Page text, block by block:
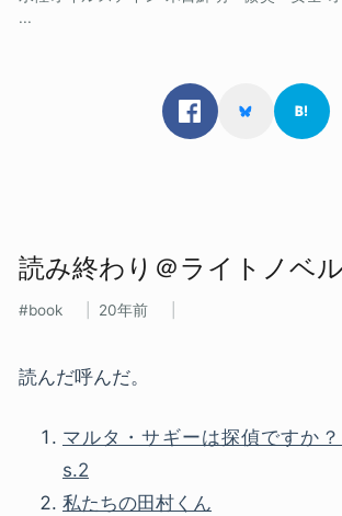
...
読み​終わり＠ライトノベル
book 20年前
読んだ呼んだ。
マルタ・サギーは探偵ですか
s.2
私たちの田村くん